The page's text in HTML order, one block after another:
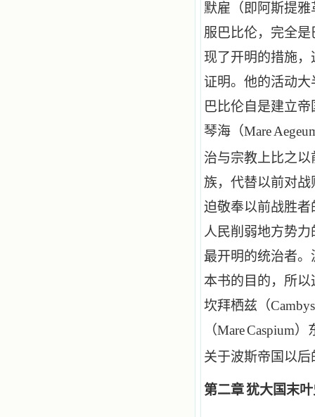
默雇（即阿斯提
服巴比伦，完全
现了开明的措施
证明。他的活动
巴比伦自是建立
琴海（Mare
治与宗教上比之
族，代替以前对
迫敬奉以前战胜
人民削弱地方势
最开明的统治者
本书的目的，所
坎拜栖兹（
（MareCaspium）
关于波斯帝国以
第二章犹大国末